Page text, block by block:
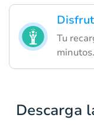
Tu
Descarga